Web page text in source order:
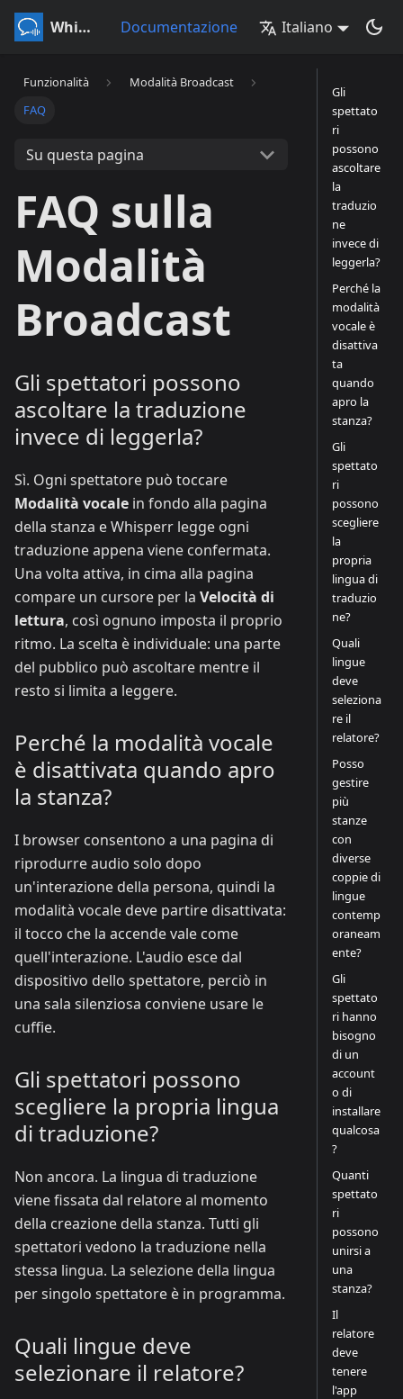
Whisperr Documentazione Italiano
Funzionalità
Modalità Broadcast
FAQ
Su questa pagina
FAQ sulla
Modalità
Broadcast
Gli spettatori possono
ascoltare la traduzione
invece di leggerla?
Sì. Ogni spettatore può toccare
Modalità vocale in fondo alla pagina
della stanza e Whisperr legge ogni
traduzione appena viene confermata.
Una volta attiva, in cima alla pagina
compare un cursore per la Velocità di
lettura, così ognuno imposta il proprio
ritmo. La scelta è individuale: una parte
del pubblico può ascoltare mentre il
resto si limita a leggere.
Perché la modalità vocale
è disattivata quando apro
la stanza?
I browser consentono a una pagina di
riprodurre audio solo dopo
un'interazione della persona, quindi la
modalità vocale deve partire disattivata:
il tocco che la accende vale come
quell'interazione. L'audio esce dal
dispositivo dello spettatore, perciò in
una sala silenziosa conviene usare le
cuffie.
Gli spettatori possono
scegliere la propria lingua
di traduzione?
Non ancora. La lingua di traduzione
viene fissata dal relatore al momento
della creazione della stanza. Tutti gli
spettatori vedono la traduzione nella
stessa lingua. La selezione della lingua
per singolo spettatore è in programma.
Quali lingue deve
selezionare il relatore?
Gli
spettato
ri
possono
ascoltare
la
traduzio
ne
invece di
leggerla?
Perché la
modalità
vocale è
disattiva
ta
quando
apro la
stanza?
Gli
spettato
ri
possono
scegliere
la
propria
lingua di
traduzio
ne?
Quali
lingue
deve
seleziona
re il
relatore?
Posso
gestire
più
stanze
con
diverse
coppie di
lingue
contemp
oraneam
ente?
Gli
spettato
ri hanno
bisogno
di un
account
o di
installare
qualcosa
?
Quanti
spettato
ri
possono
unirsi a
una
stanza?
Il
relatore
deve
tenere
l'app